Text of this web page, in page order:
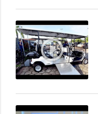
play_circle_outline